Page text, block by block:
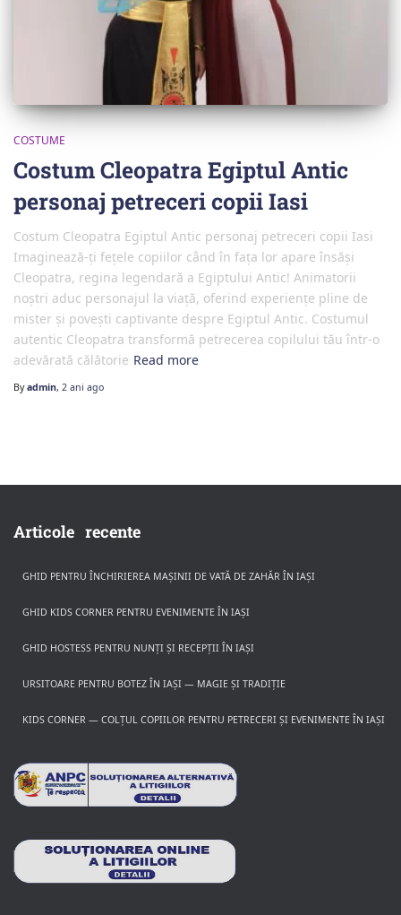
COSTUME
Costum Cleopatra Egiptul Antic
personaj petreceri copii Iasi
Costum Cleopatra Egiptul Antic personaj petreceri copii Iasi
Imaginează-ți fețele copiilor când în fața lor apare însăși
Cleopatra, regina legendară a Egiptului Antic! Animatorii
noștri aduc personajul la viață, oferind experiențe pline de
mister și povești captivante despre Egiptul Antic. Costumul
autentic Cleopatra transformă petrecerea copilului tău într-o
adevărată călătorie Read more
Byadmin, 2 ani ago
Articole recente
GHID PENTRU ÎNCHIRIEREA MAȘINII DE VATĂ DE ZAHĂR ÎN IAȘI
GHID KIDS CORNER PENTRU EVENIMENTE ÎN IAȘI
GHID HOSTESS PENTRU NUNȚI ȘI RECEPȚII ÎN IAȘI
URSITOARE PENTRU BOTEZ ÎN IAȘI — MAGIE ȘI TRADIȚIE
KIDS CORNER — COLȚUL COPIILOR PENTRU PETRECERI ȘI EVENIMENTE ÎN IAȘI